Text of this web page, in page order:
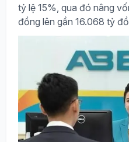
tỷ lệ 15%, qua đó nâng
đồng lên gần 16.068 tỷ